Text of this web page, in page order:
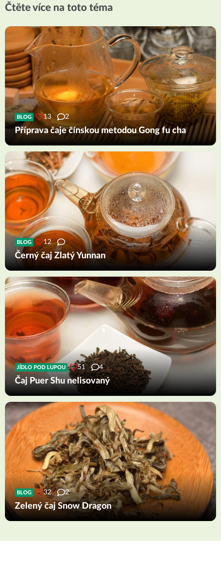
Čtěte více na toto téma
BLOG 13 2
Příprava čaje čínskou metodou Gong fu cha
BLOG 12
Černý čaj Zlatý Yunnan
JÍDLO POD LUPOU 51 4
Čaj Puer Shu nelisovaný
BLOG 32 2
Zelený čaj Snow Dragon